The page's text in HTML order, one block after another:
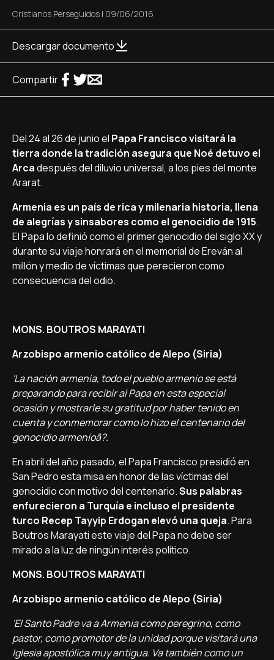
Cristianos Perseguidos | 09/06/2016
Descargar documento
Compartir
Del 24 al 26 de junio el Papa Francisco visitará la
tierra donde la tradición asegura que Noé detuvo el
Arcadespués del diluvio universal, a los pies del monte
Ararat.
Armenia es un paí­s de rica y milenaria historia, llena
de alegrí­as y sinsabores como el genocidio de 1915.
El Papa lo definió como el primer genocidio del siglo XX y
durante su viaje honrará en el memorial de Ereván al
millón y medio de ví­ctimas que perecieron como
consecuencia del odio.
MONS. BOUTROS MARAYATI
Arzobispo armenio católico de Alepo (Siria)
'La nación armenia, todo el pueblo armenio se está
preparando para recibir al Papa en esta especial
ocasión y mostrarle su gratitud por haber tenido en
cuenta y conmemorar como lo hizo el centenario del
genocidio armenioâ?.
En abril del año pasado, el Papa Francisco presidió en
San Pedro esta misa en honor de las ví­ctimas del
genocidio con motivo del centenario.Sus palabras
enfurecieron a Turquí­a e incluso el presidente
turco Recep Tayyip Erdogan elevó una queja. Para
Boutros Marayati este viaje del Papa no debe ser
mirado a la luz de ningún interés polí­tico.
MONS. BOUTROS MARAYATI
Arzobispo armenio católico de Alepo (Siria)
'El Santo Padre va a Armenia como peregrino, como
pastor, como promotor de la unidad porque visitará una
Iglesia apostólica muy antigua. Va también como un